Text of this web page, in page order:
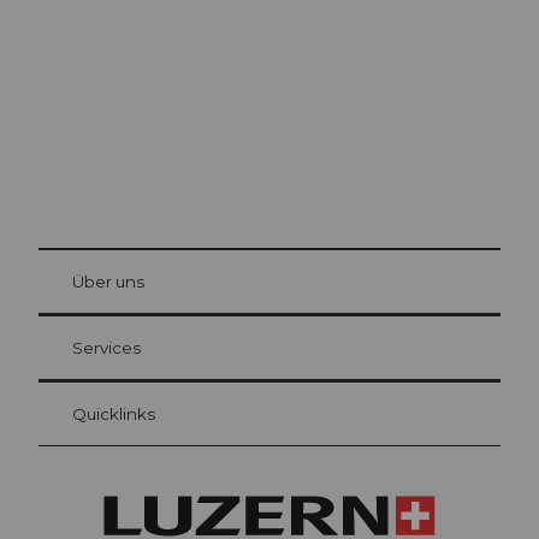
Gästekarte Luzern
Ihre Vorteile als Übernachtungsgast
at Bre
Über uns
Services
Quicklinks